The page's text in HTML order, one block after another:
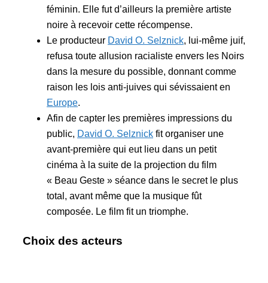
féminin. Elle fut d’ailleurs la première artiste
noire à recevoir cette récompense.
Le producteur David O. Selznick, lui-même juif,
refusa toute allusion racialiste envers les Noirs
dans la mesure du possible, donnant comme
raison les lois anti-juives qui sévissaient en
Europe.
Afin de capter les premières impressions du
public, David O. Selznick fit organiser une
avant-première qui eut lieu dans un petit
cinéma à la suite de la projection du film
« Beau Geste » séance dans le secret le plus
total, avant même que la musique fût
composée. Le film fit un triomphe.
Choix des acteurs